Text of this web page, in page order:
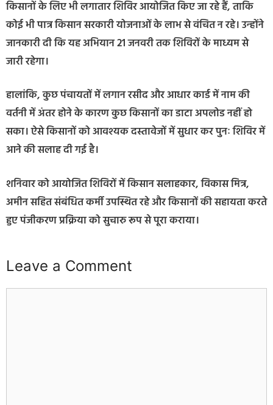
किसानों के लिए भी लगातार शिविर आयोजित किए जा रहे हैं, ताकि
कोई भी पात्र किसान सरकारी योजनाओं के लाभ से वंचित न रहे। उन्होंने
जानकारी दी कि यह अभियान 21 जनवरी तक शिविरों के माध्यम से
जारी रहेगा।
हालांकि, कुछ पंचायतों में लगान रसीद और आधार कार्ड में नाम की
वर्तनी में अंतर होने के कारण कुछ किसानों का डाटा अपलोड नहीं हो
सका। ऐसे किसानों को आवश्यक दस्तावेजों में सुधार कर पुनः शिविर में
आने की सलाह दी गई है।
शनिवार को आयोजित शिविरों में किसान सलाहकार, विकास मित्र,
अमीन सहित संबंधित कर्मी उपस्थित रहे और किसानों की सहायता करते
हुए पंजीकरण प्रक्रिया को सुचारु रूप से पूरा कराया।
Leave a Comment